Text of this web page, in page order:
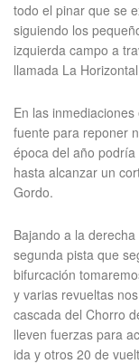
todo el pinar que se
siguiendo los
izquierda campo a
llamada La
En las
fuente para reponer
época del año
hasta alcanzar un
Gordo.
Bajando a la
segunda pista que
bifurcación
y varias revueltas
cascada del Chorro
lleven fuerzas para
ida y otros 20 de